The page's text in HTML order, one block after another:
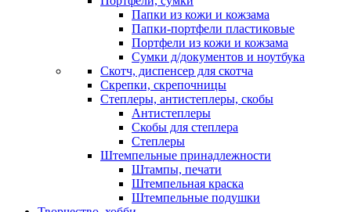
Папки из кожи и кожзама
Папки-портфели пластиковые
Портфели из кожи и кожзама
Сумки д/документов и ноутбука
Скотч, диспенсер для скотча
Скрепки, скрепочницы
Степлеры, антистеплеры, скобы
Антистеплеры
Скобы для степлера
Степлеры
Штемпельные принадлежности
Штампы, печати
Штемпельная краска
Штемпельные подушки